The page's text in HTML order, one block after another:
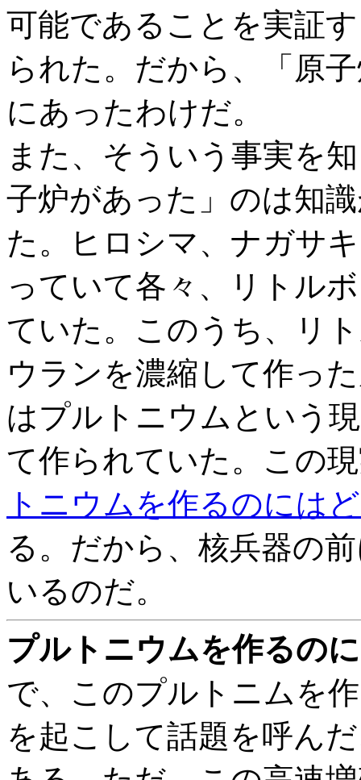
可能であることを実証
られた。だから、「原
にあったわけだ。
また、そういう事実を
子炉があった」のは知
た。ヒロシマ、ナガサ
っていて各々、リトル
ていた。このうち、リ
ウランを濃縮して作っ
はプルトニウムという
て作られていた。この
トニウムを作るのには
る。だから、核兵器の
いるのだ。
プルトニウムを作るの
で、このプルトニムを
を起こして話題を呼ん